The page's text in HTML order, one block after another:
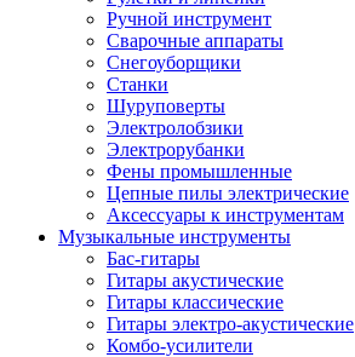
Ручной инструмент
Сварочные аппараты
Снегоуборщики
Станки
Шуруповерты
Электролобзики
Электрорубанки
Фены промышленные
Цепные пилы электрические
Аксессуары к инструментам
Музыкальные инструменты
Бас-гитары
Гитары акустические
Гитары классические
Гитары электро-акустические
Комбо-усилители